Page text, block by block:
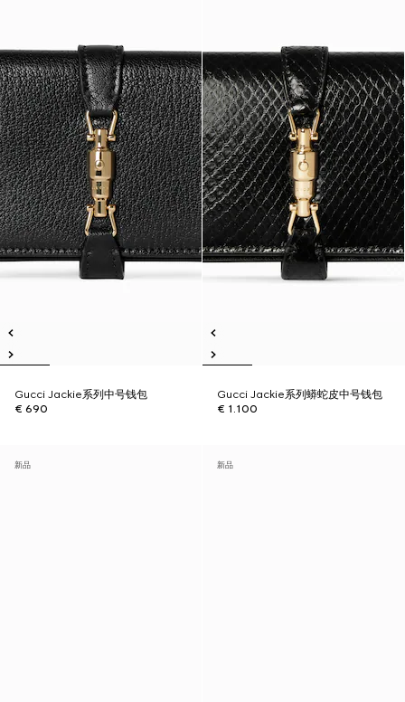
Gucci Jackie系列中号钱包
€ 690
Gucci Jackie系列蟒蛇皮中号钱包
€ 1.100
新品 新品